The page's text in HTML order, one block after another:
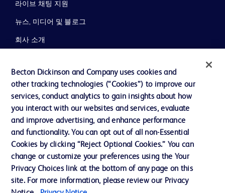
라이브 채팅 지원
뉴스, 미디어 및 블로그
회사 소개
지원
당사로 문의하기
쿠키 기본 설정
개인정보
이용 약관
개인정보처리방침
Becton Dickinson and Company uses cookies and
other tracking technologies (“Cookies”) to improve our
services, conduct analytics to gain insights about how
you interact with our websites and services, evaluate
and improve advertising, and enhance performance
and functionality. You can opt out of all non-Essential
Cookies by clicking “Reject Optional Cookies.” You can
change or customize your preferences using the Your
Privacy Choices link at the bottom of any page on this
site. For more information, please review our Privacy